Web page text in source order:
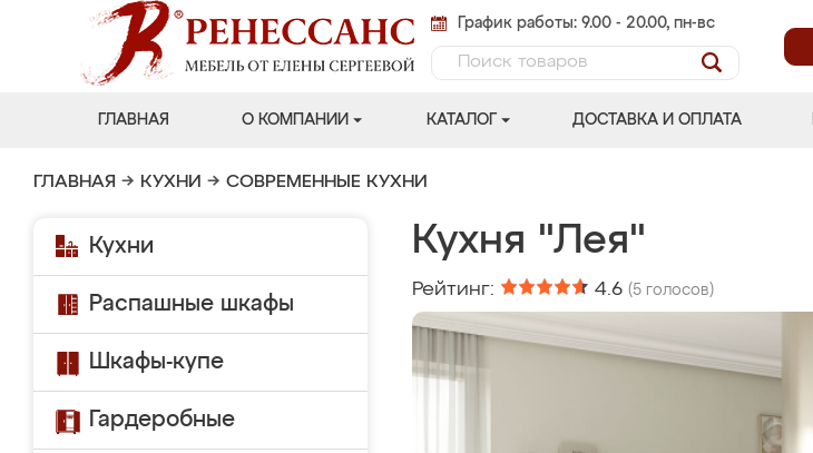
График работы: 9.00 - 20.00, пн-вс
ГЛАВНАЯ О КОМПАНИИ КАТАЛОГ ДОСТАВКА И ОПЛАТА
ГЛАВНАЯ → КУХНИ → СОВРЕМЕННЫЕ КУХНИ
Кухни
Распашные шкафы
Шкафы-купе
Гардеробные
Кухня "Лея"
Рейтинг: 4.6 (5 голосов)